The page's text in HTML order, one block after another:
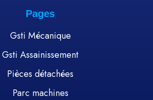
Pages
Gsti Mécanique
Gsti Assainissement
Pièces détachées
Parc machines